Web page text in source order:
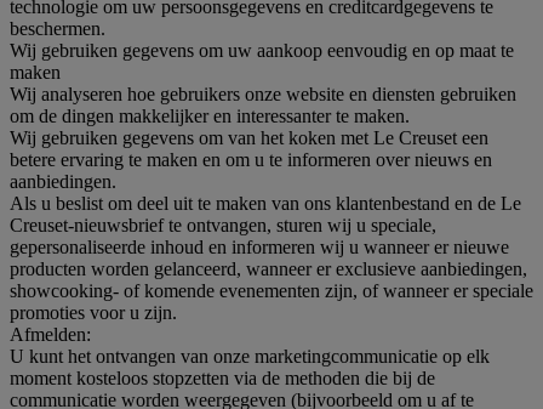
technologie om uw persoonsgegevens en creditcardgegevens te
beschermen.
Wij gebruiken gegevens om uw aankoop eenvoudig en op maat te
maken
Wij analyseren hoe gebruikers onze website en diensten gebruiken
om de dingen makkelijker en interessanter te maken.
Wij gebruiken gegevens om van het koken met Le Creuset een
betere ervaring te maken en om u te informeren over nieuws en
aanbiedingen.
Als u beslist om deel uit te maken van ons klantenbestand en de Le
Creuset-nieuwsbrief te ontvangen, sturen wij u speciale,
gepersonaliseerde inhoud en informeren wij u wanneer er nieuwe
producten worden gelanceerd, wanneer er exclusieve aanbiedingen,
showcooking- of komende evenementen zijn, of wanneer er speciale
promoties voor u zijn.
Afmelden:
U kunt het ontvangen van onze marketingcommunicatie op elk
moment kosteloos stopzetten via de methoden die bij de
communicatie worden weergegeven (bijvoorbeeld om u af te